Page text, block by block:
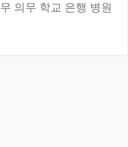
의무 학교 은행 병원